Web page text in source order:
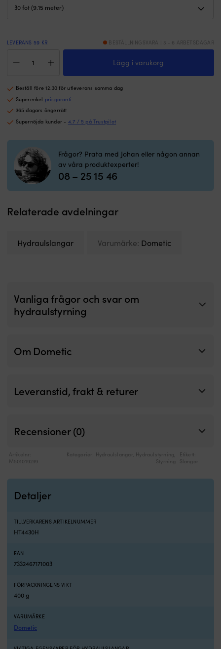
LEVERANS 59 KR BESTÄLLNINGSVARA | 3 - 6 ARBETSDAGAR
Dometic,
30
fot
(9.15
meter),
pressad
koppling,
med
förstyvning
mängd
Lägg i varukorg
Beställ före 12.30 för utleverans samma dag
Superenkel prisgaranti
365 dagars ångerrätt
Supernöjda kunder - 4.7 / 5 på Trustpilot
Frågor? Prata med Johan eller någon annan
av våra produktexperter!
08 – 25 15 46
Relaterade avdelningar
Hydraulslangar Varumärke: Dometic
Vanliga frågor och svar om
hydraulstyrning
Om Dometic
Leveranstid, frakt & returer
Recensioner (0)
Artikelnr:
M501019239
Kategorier: Hydraulslangar Hydraulstyrning
Styrning
Etikett:
Slangar
Detaljer
TILLVERKARENS ARTIKELNUMMER
HT4430H
EAN
7332467171003
FÖRPACKNINGENS VIKT
400 g
VARUMÄRKE
Dometic